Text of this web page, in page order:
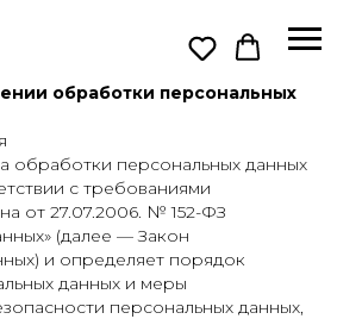
обработки персональных
обработки персональных данных
с требованиями
от 27.07.2006. № 152-ФЗ
(далее — Закон
и определяет порядок
данных и меры
персональных данных,